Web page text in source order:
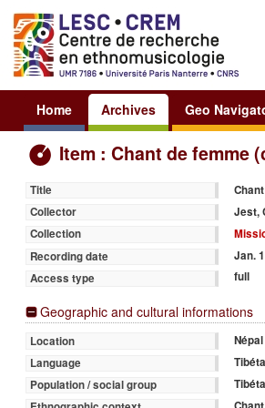
Home Archives Geo
Item : Chant de femme
Title
Collector
Jest,
Collection
Recording date
Jan.
Access type
full
Geographic and cultural informations
Location
Népal
Language
Population / social group